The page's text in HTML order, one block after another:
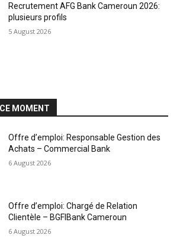
Recrutement AFG Bank Cameroun 2026:
plusieurs profils
5 August 2026
MOMENT
Offre d’emploi: Responsable Gestion des
Achats – Commercial Bank
6 August 2026
Offre d’emploi: Chargé de Relation
Clientèle – BGFIBank Cameroun
6 August 2026